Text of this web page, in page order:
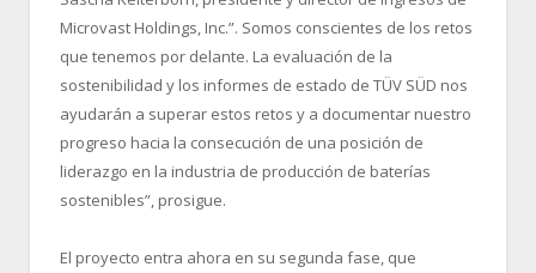
Microvast Holdings, Inc.”. Somos conscientes de los retos
que tenemos por delante. La evaluación de la
sostenibilidad y los informes de estado de TÜV SÜD nos
ayudarán a superar estos retos y a documentar nuestro
progreso hacia la consecución de una posición de
liderazgo en la industria de producción de baterías
sostenibles”, prosigue.
El proyecto entra ahora en su segunda fase, que